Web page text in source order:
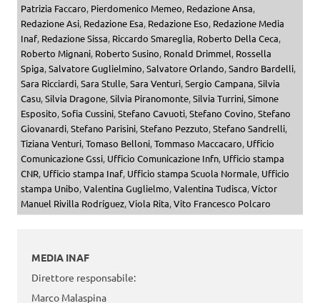
Patrizia Faccaro, Pierdomenico Memeo, Redazione Ansa,
Redazione Asi, Redazione Esa, Redazione Eso, Redazione Media
Inaf, Redazione Sissa, Riccardo Smareglia, Roberto Della Ceca,
Roberto Mignani, Roberto Susino, Ronald Drimmel, Rossella
Spiga,Salvatore Guglielmino,Salvatore Orlando,Sandro Bardelli,
Sara Ricciardi,Sara Stulle,Sara Venturi,Sergio Campana,Silvia
Casu,Silvia Dragone,Silvia Piranomonte,Silvia Turrini,Simone
Esposito,Sofia Cussini,Stefano Cavuoti,Stefano Covino,Stefano
Giovanardi,Stefano Parisini,Stefano Pezzuto,Stefano Sandrelli,
Tiziana Venturi,Tomaso Belloni,Tommaso Maccacaro, Ufficio
Comunicazione Gssi, Ufficio Comunicazione Infn, Ufficio stampa
CNR, Ufficio stampa Inaf, Ufficio stampa Scuola Normale, Ufficio
stampa Unibo,Valentina Guglielmo,Valentina Tudisca,Víctor
Manuel Rivilla Rodríguez,Viola Rita,Vito Francesco Polcaro
MEDIA INAF
Direttore responsabile:
Marco Malaspina